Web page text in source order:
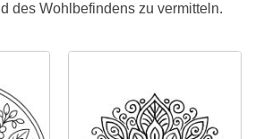
des Wohlbefindens zu vermitteln.